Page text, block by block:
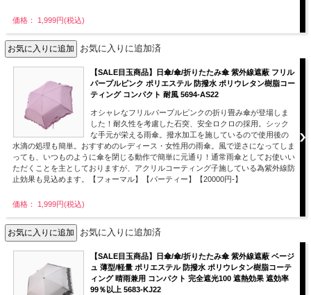
価格： 1,999円(税込)
お気に入りに追加済
【SALE目玉商品】日傘/傘/折りたたみ傘 紫外線遮蔽 フリル
パープルピンク ポリエステル 防撥水 ポリウレタン樹脂コー
ティング コンパクト 耐風 5694-AS22
オシャレなフリルパープルピンクの折り畳み傘が登場しま
した！耐久性を考慮した石突、安全ロクロの採用。シック
な手元が栄える雨傘。撥水加工を施しているので使用後の
水滴の処理も簡単。おすすめのレディース・女性用の雨傘。風で逆さになってしま
っても、いつものように傘を閉じる動作で簡単に元通り！通常雨傘としてお使いい
ただくことを主としておりますが、アクリルコーティング子施している為紫外線防
止効果も見込めます。【フォーマル】【パーティー】【20000円-】
価格： 1,999円(税込)
お気に入りに追加済
【SALE目玉商品】日傘/傘/折りたたみ傘 紫外線遮蔽 ベージ
ュ 薄型/軽量 ポリエステル 防撥水 ポリウレタン樹脂コーテ
ィング 晴雨兼用 コンパクト 完全遮光100 遮熱効果 遮効率
99％以上 5683-KJ22